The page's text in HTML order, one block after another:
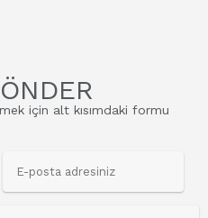
için alt kısımdaki formu